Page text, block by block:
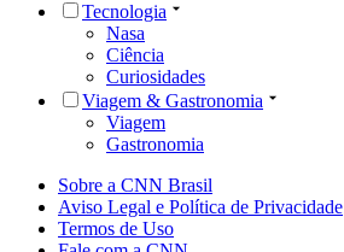
Tecnologia
Nasa
Ciência
Curiosidades
Viagem & Gastronomia
Viagem
Gastronomia
Sobre a CNN Brasil
Aviso Legal e Política de Privacidade
Termos de Uso